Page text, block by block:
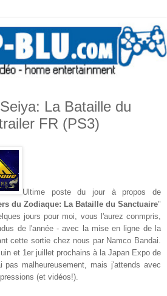
La Bataille du
FR (PS3)
Ultime poste du jour à propos de
du Zodiaque: La Bataille du Sanctuaire"
jours pour moi, vous l'aurez conmpris,
de l'année - avec la mise en ligne de la
cette sortie chez nous par Namco Bandai.
et 1er juillet prochains à la Japan Expo de
malheureusement, mais j'attends avec
(et vidéos!).